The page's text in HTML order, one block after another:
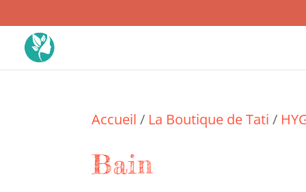
Accueil / La Boutique de Tati /
Bain